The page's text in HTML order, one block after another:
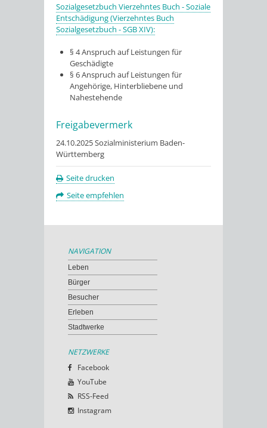
Sozialgesetzbuch Vierzehntes Buch - Soziale
Entschädigung (Vierzehntes Buch
Sozialgesetzbuch - SGB XIV):
§ 4 Anspruch auf Leistungen für
Geschädigte
§ 6 Anspruch auf Leistungen für
Angehörige, Hinterbliebene und
Nahestehende
Freigabevermerk
24.10.2025 Sozialministerium Baden-
Württemberg
Seite drucken
Seite empfehlen
NAVIGATION
Leben
Bürger
Besucher
Erleben
Stadtwerke
NETZWERKE
Facebook
YouTube
RSS-Feed
Instagram